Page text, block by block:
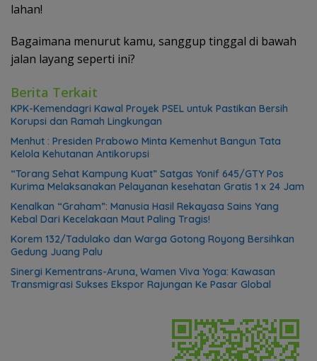
lahan!
Bagaimana menurut kamu, sanggup tinggal di bawah
jalan layang seperti ini?
Berita Terkait
KPK-Kemendagri Kawal Proyek PSEL untuk Pastikan Bersih
Korupsi dan Ramah Lingkungan
Menhut : Presiden Prabowo Minta Kemenhut Bangun Tata
Kelola Kehutanan Antikorupsi
“Torang Sehat Kampung Kuat” Satgas Yonif 645/GTY Pos
Kurima Melaksanakan Pelayanan kesehatan Gratis 1 x 24 Jam
Kenalkan “Graham”: Manusia Hasil Rekayasa Sains Yang
Kebal Dari Kecelakaan Maut Paling Tragis!
Korem 132/Tadulako dan Warga Gotong Royong Bersihkan
Gedung Juang Palu
Sinergi Kementrans-Aruna, Wamen Viva Yoga: Kawasan
Transmigrasi Sukses Ekspor Rajungan Ke Pasar Global